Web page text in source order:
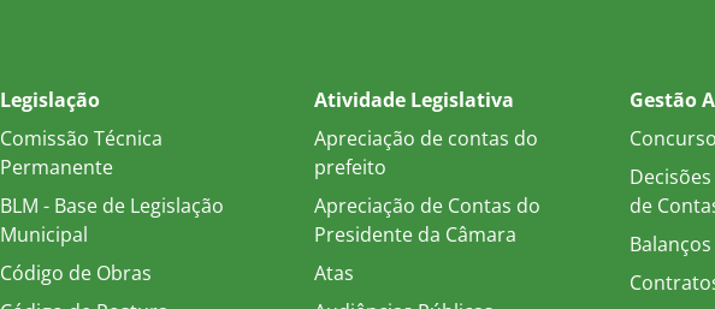
Legislação
Comissão Técnica
Permanente
BLM - Base de Legislação
Municipal
Código de Obras
Atividade Legislativa
Apreciação de contas do
prefeito
Apreciação de Contas do
Presidente da Câmara
Atas
Gestão
de